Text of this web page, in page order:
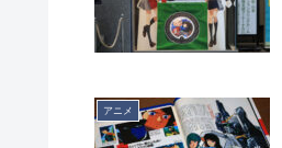
アニメ